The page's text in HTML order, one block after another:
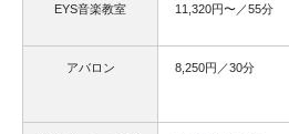
EYS音楽教室 11,320円〜／55分
アバロン 8,250円／30分